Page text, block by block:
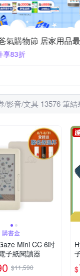
氣購物節 居家用品
享83折
/影音/文具 13576 筆結
購書金
Mini CC 6吋
子紙閱讀器
$11,590 $